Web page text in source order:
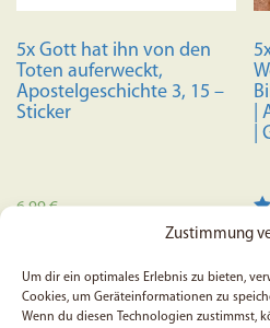
Zustimmung
Um dir ein optimales Erlebnis zu bieten,
Cookies, um Geräteinformationen zu
Wenn du diesen Technologien zustimmst,
5x Gott hat ihn von den
Toten auferweckt,
Apostelgeschichte 3, 15 –
Sticker
6,99€
|